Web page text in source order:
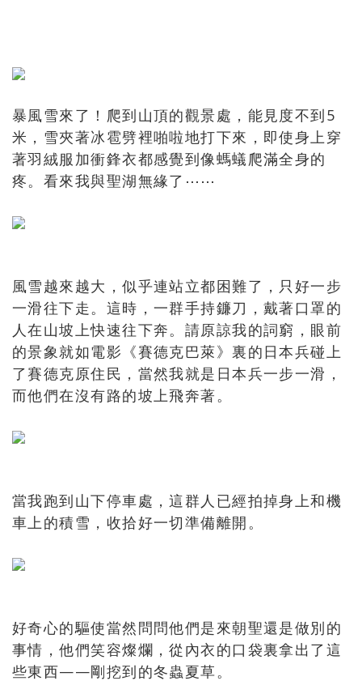
暴風雪來了！爬到山頂的觀景處，能見度不到5
米，雪夾著冰雹劈裡啪啦地打下來，即使身上穿
著羽絨服加衝鋒衣都感覺到像螞蟻爬滿全身的
疼。看來我與聖湖無緣了⋯⋯
風雪越來越大，似乎連站立都困難了，只好一步
一滑往下走。這時，一群手持鐮刀，戴著口罩的
人在山坡上快速往下奔。請原諒我的詞窮，眼前
的景象就如電影《賽德克巴萊》裏的日本兵碰上
了賽德克原住民，當然我就是日本兵一步一滑，
而他們在沒有路的坡上飛奔著。
當我跑到山下停車處，這群人已經拍掉身上和機
車上的積雪，收拾好一切準備離開。
好奇心的驅使當然問問他們是來朝聖還是做別的
事情，他們笑容燦爛，從內衣的口袋裏拿出了這
些東西——剛挖到的冬蟲夏草。